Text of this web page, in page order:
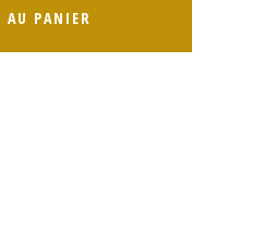
AU PANIER